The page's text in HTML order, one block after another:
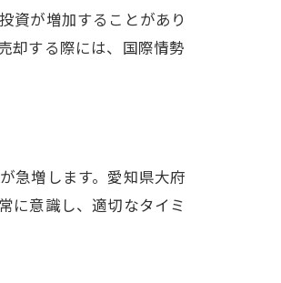
資が増加することがあり
却する際には、国際情勢
急増します。愛知県大府
に意識し、適切なタイミ